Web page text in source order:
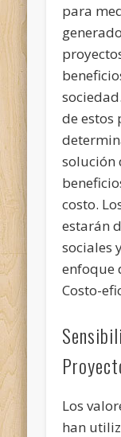
para
de estos
solución
costo.
estarán
sociales
enfoque
Costo-
Los
han